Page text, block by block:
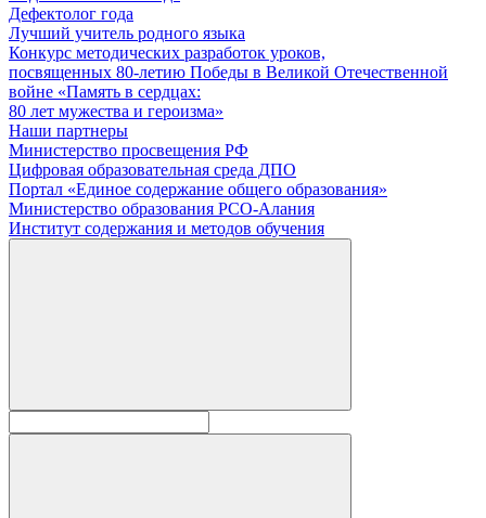
Дефектолог года
Лучший учитель родного языка
Конкурс методических разработок уроков,
посвященных 80-летию Победы в Великой Отечественной
войне «Память в сердцах:
80 лет мужества и героизма»
Наши партнеры
Министерство просвещения РФ
Цифровая образовательная среда ДПО
Портал «Единое содержание общего образования»
Министерство образования РСО-Алания
Институт содержания и методов обучения